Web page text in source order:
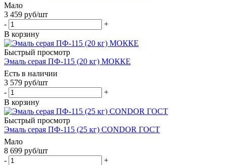
Мало
3 459 руб/шт
-
+
В корзину
Быстрый просмотр
Эмаль серая ПФ-115 (20 кг) МОККЕ
Есть в наличии
3 579 руб/шт
-
+
В корзину
Быстрый просмотр
Эмаль серая ПФ-115 (25 кг) CONDOR ГОСТ
Мало
8 699 руб/шт
-
+